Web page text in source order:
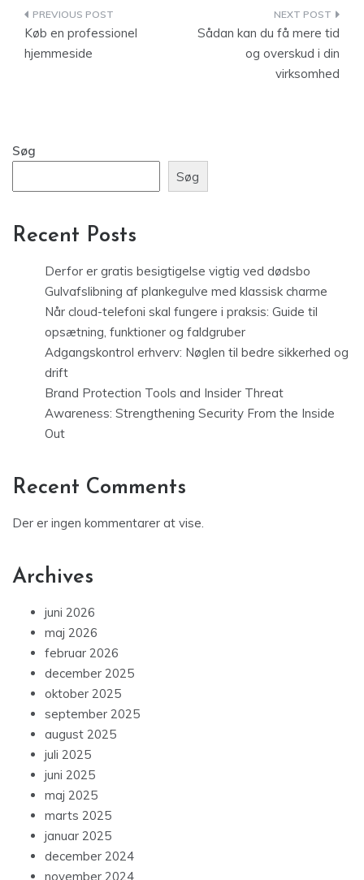
Indlægsnavigation
Køb en professionel
hjemmeside
Sådan kan du få mere tid
og overskud i din
virksomhed
Søg
Søg
Recent Posts
Derfor er gratis besigtigelse vigtig ved dødsbo
Gulvafslibning af plankegulve med klassisk charme
Når cloud-telefoni skal fungere i praksis: Guide til
opsætning, funktioner og faldgruber
Adgangskontrol erhverv: Nøglen til bedre sikkerhed og
drift
Brand Protection Tools and Insider Threat
Awareness: Strengthening Security From the Inside
Out
Recent Comments
Der er ingen kommentarer at vise.
Archives
juni 2026
maj 2026
februar 2026
december 2025
oktober 2025
september 2025
august 2025
juli 2025
juni 2025
maj 2025
marts 2025
januar 2025
december 2024
november 2024